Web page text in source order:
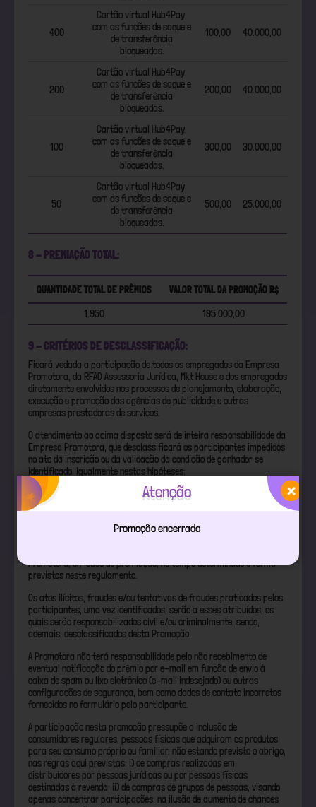
400
Cartão virtual Hub4Pay,
com as funções de saque e
de transferência
bloqueadas.
100,00 40.000,00
200
Cartão virtual Hub4Pay,
com as funções de saque e
de transferência
bloqueadas.
200,00 40.000,00
100
Cartão virtual Hub4Pay,
com as funções de saque e
de transferência
bloqueadas.
300,00 30.000,00
50
Cartão virtual Hub4Pay,
com as funções de saque e
de transferência
bloqueadas.
500,00 25.000,00
8 - PREMIAÇÃO TOTAL:
QUANTIDADE TOTAL DE PRÊMIOS VALOR TOTAL DA PROMOÇÃO R$
1.950 195.000,00
9 - CRITÉRIOS DE DESCLASSIFICAÇÃO:
Ficará vedada a participação de todos os empregados da Empresa
Promotora, da RFAD Assessoria Jurídica, Mkt House e dos empregados
diretamente envolvidos nos processos de planejamento, elaboração,
execução e promoção das agências de publicidade e outras
empresas prestadoras de serviços.
O atendimento ao acima disposto será de inteira responsabilidade da
Empresa Promotora, que desclassificará os participantes impedidos
no ato da inscrição ou da validação da condição de ganhador se
identificado, igualmente nestas hipóteses:
a) cadastros realizados por PJ e/ou em desacordo com os requisitos
de participação deste Regulamento;
b) em caso de recusa ou desistência do prêmio; e
Promotora, em caso de premiação, no tempo determinado e forma
previstos neste regulamento.
Os atos ilícitos, fraudes e/ou tentativas de fraudes praticados pelos
participantes, uma vez identificados, serão a esses atribuídos, os
quais serão responsabilizados civil e/ou criminalmente, sendo,
ademais, desclassificados desta Promoção.
A Promotora não terá responsabilidade pelo não recebimento de
eventual notificação do prêmio por e-mail em função de envio à
caixa de spam ou lixo eletrônico (e-mail indesejado) ou outras
configurações de segurança, bem como dados de contato incorretos
fornecidos no formulário pelo participante.
A participação nesta promoção pressupõe a inclusão de
consumidores regulares, pessoas físicas que adquiram os produtos
para seu consumo próprio ou familiar, não estando previsto o abrigo,
nas regras aqui previstas: i) de compras realizadas em
distribuidores por pessoas jurídicas ou por pessoas físicas
destinadas à revenda; ii) de compras de grupos de pessoas, visando
apenas concentrar participações, na ilusão de aumento de chances
Atenção
Promoção encerrada